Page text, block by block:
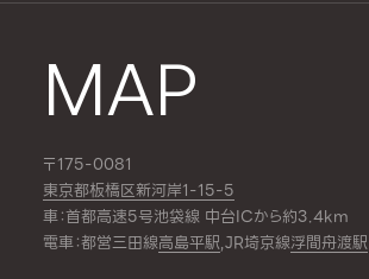
MAP
〒175-0081
東京都板橋区新河岸1-15-5
車：首都高速5号池袋線 中台ICから約3.4km
電車：都営三田線高島平駅,JR埼京線浮間舟渡駅